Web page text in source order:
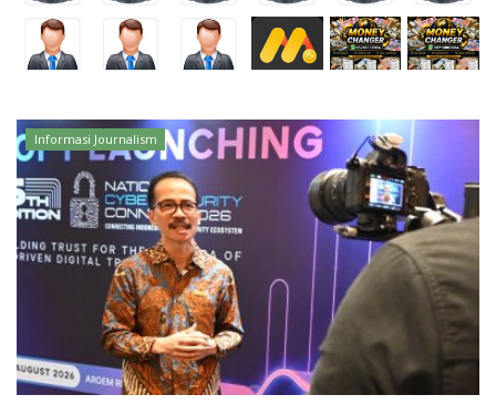
Kesehatan
Perempuan/Anak
Informasi Journalism